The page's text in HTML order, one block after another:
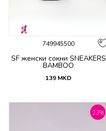
749945500
SF женски сокни SNEAKERS
BAMBOO
139 MKD
23%